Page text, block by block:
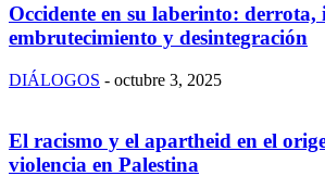
Occidente en su laberinto:
embrutecimiento y desintegración
DIÁLOGOS - octubre 3, 2025
El racismo y el apartheid en el
violencia en Palestina